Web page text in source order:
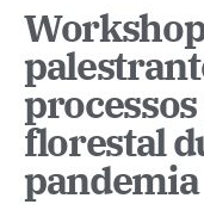
florestal
pandemia